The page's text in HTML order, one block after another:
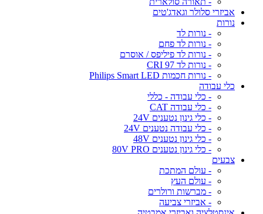
אביזרי סלולר וגאדג'טים
נורות
- נורות לד
- נורות לד פחם
- נורות לד פיליפס / אוסרם
- נורות לד CRI 97
- נורות חכמות Philips Smart LED
כלי עבודה
- כלי עבודה - כללי
- כלי עבודה CAT
- כלי גינון נטענים 24V
- כלי עבודה נטענים 24V
- כלי גינון נטענים 48V
- כלי גינון נטענים 80V PRO
צבעים
- עולם המתכת
- עולם העץ
- מברשות ורולרים
- אביזרי צביעה